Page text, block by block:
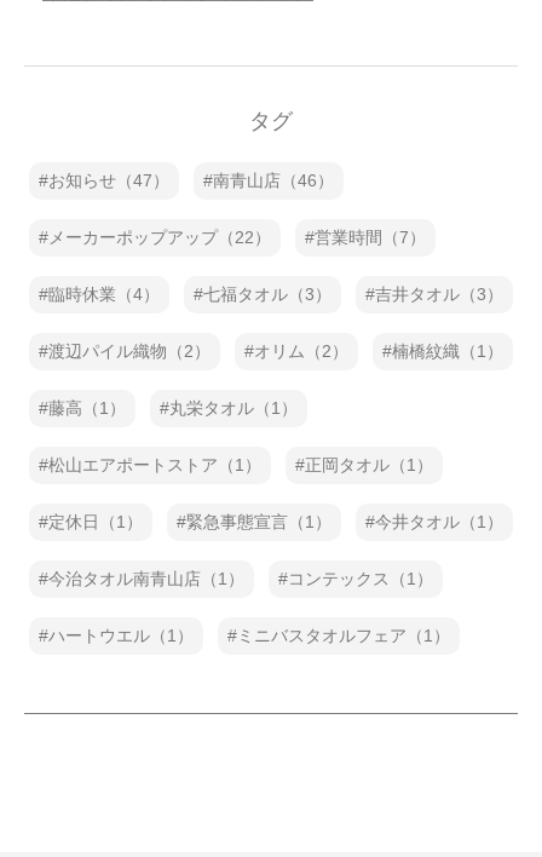
タグ
お知らせ（47） 南青山店（46）
メーカーポップアップ（22） 営業時間（7）
臨時休業（4） 七福タオル（3） 吉井タオル（3）
渡辺パイル織物（2） オリム（2） 楠橋紋織（1）
藤高（1） 丸栄タオル（1）
松山エアポートストア（1） 正岡タオル（1）
定休日（1） 緊急事態宣言（1） 今井タオル（1）
今治タオル南青山店（1） コンテックス（1）
ハートウエル（1） ミニバスタオルフェア（1）